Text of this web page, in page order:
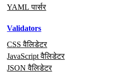
YAML पार्सर
Validators
CSS वैलिडेटर
JavaScript वैलिडेटर
JSON वैलिडेटर